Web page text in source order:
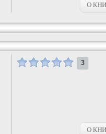
О
3
О